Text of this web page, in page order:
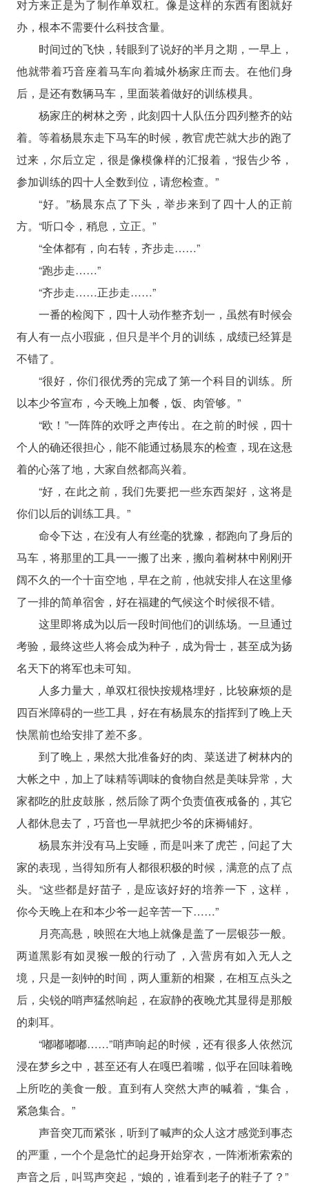
对方来正是为了制作单双杠。像是这样的东西有图就好
办，根本不需要什么科技含量。
时间过的飞快，转眼到了说好的半月之期，一早上，
他就带着巧音座着马车向着城外杨家庄而去。在他们身
后，是还有数辆马车，里面装着做好的训练模具。
杨家庄的树林之旁，此刻四十人队伍分四列整齐的站
着。等着杨晨东走下马车的时候，教官虎芒就大步的跑了
过来，尔后立定，很是像模像样的汇报着，“报告少爷，
参加训练的四十人全数到位，请您检查。”
“好。”杨晨东点了下头，举步来到了四十人的正前
方。“听口令，稍息，立正。”
“全体都有，向右转，齐步走……”
“跑步走……”
“齐步走……正步走……”
一番的检阅下，四十人动作整齐划一，虽然有时候会
有人有一点小瑕疵，但只是半个月的训练，成绩已经算是
不错了。
“很好，你们很优秀的完成了第一个科目的训练。所
以本少爷宣布，今天晚上加餐，饭、肉管够。”
“欧！”一阵阵的欢呼之声传出。在之前的时候，四十
个人的确还很担心，能不能通过杨晨东的检查，现在这悬
着的心落了地，大家自然都高兴着。
“好，在此之前，我们先要把一些东西架好，这将是
你们以后的训练工具。”
命令下达，在没有人有丝毫的犹豫，都跑向了身后的
马车，将那里的工具一一搬了出来，搬向着树林中刚刚开
阔不久的一个十亩空地，早在之前，他就安排人在这里修
了一排的简单宿舍，好在福建的气候这个时候很不错。
这里即将成为以后一段时间他们的训练场。一旦通过
考验，最终这些人将会成为种子，成为骨士，甚至成为扬
名天下的将军也未可知。
人多力量大，单双杠很快按规格埋好，比较麻烦的是
四百米障碍的一些工具，好在有杨晨东的指挥到了晚上天
快黑前也给安排了差不多。
到了晚上，果然大批准备好的肉、菜送进了树林内的
大帐之中，加上了味精等调味的食物自然是美味异常，大
家都吃的肚皮鼓胀，然后除了两个负责值夜戒备的，其它
人都休息去了，巧音也一早就把少爷的床褥铺好。
杨晨东并没有马上安睡，而是叫来了虎芒，问起了大
家的表现，当得知所有人都很积极的时候，满意的点了点
头。“这些都是好苗子，是应该好好的培养一下，这样，
你今天晚上在和本少爷一起辛苦一下……”
月亮高悬，映照在大地上就像是盖了一层银莎一般。
两道黑影有如灵猴一般的行动了，入营房有如入无人之
境，只是一刻钟的时间，两人重新的相聚，在相互点头之
后，尖锐的哨声猛然响起，在寂静的夜晚尤其显得是那般
的刺耳。
“嘟嘟嘟嘟……”哨声响起的时候，还有很多人依然沉
浸在梦乡之中，甚至还有人在嘎巴着嘴，似乎在回味着晚
上所吃的美食一般。直到有人突然大声的喊着，“集合，
紧急集合。”
声音突兀而紧张，听到了喊声的众人这才感觉到事态
的严重，一个个是急忙的起身开始穿衣，一阵淅淅索索的
声音之后，叫骂声突起，“娘的，谁看到老子的鞋子了？”